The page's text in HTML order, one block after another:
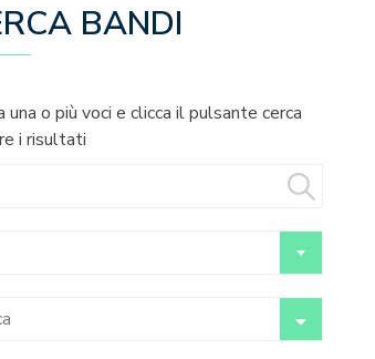
BANDI
una o più voci e clicca il pulsante cerca
i risultati